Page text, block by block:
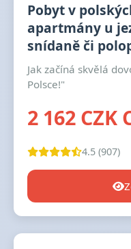
Pobyt v
apartmány u
snídaně či
Jak začíná skvělá
Polsce!"
2 162 CZK
4.5 (907)